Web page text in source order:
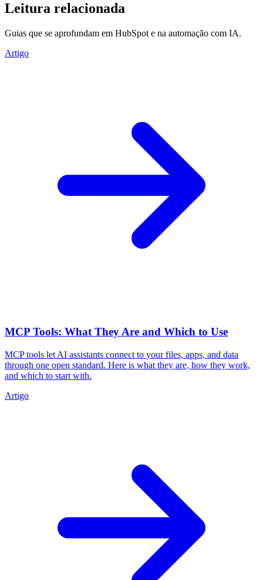
Leitura relacionada
Guias que se aprofundam em HubSpot e na automação com IA.
Artigo
MCP Tools: What They Are and Which to Use
MCP tools let AI assistants connect to your files, apps, and data
through one open standard. Here is what they are, how they work,
and which to start with.
Artigo